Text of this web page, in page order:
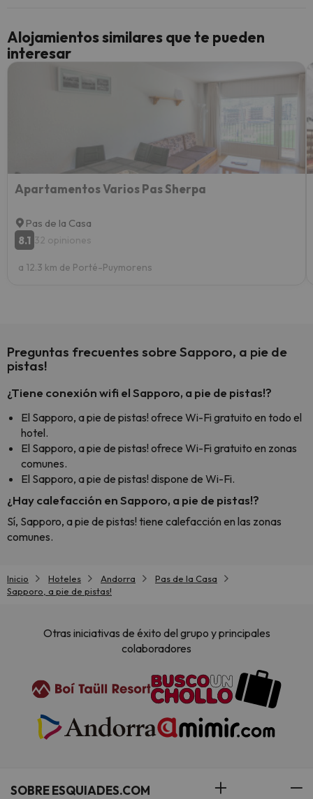
Alojamientos similares que te pueden
interesar
Apartamentos Varios Pas Sherpa
Pas de la Casa
8.1 32 opiniones
a 12.3 km de Porté-Puymorens
Preguntas frecuentes sobre Sapporo, a pie de
pistas!
¿Tiene conexión wifi el Sapporo, a pie de pistas!?
El Sapporo, a pie de pistas! ofrece Wi-Fi gratuito en todo el
hotel.
El Sapporo, a pie de pistas! ofrece Wi-Fi gratuito en zonas
comunes.
El Sapporo, a pie de pistas! dispone de Wi-Fi.
¿Hay calefacción en Sapporo, a pie de pistas!?
Sí, Sapporo, a pie de pistas! tiene calefacción en las zonas
comunes.
Inicio Hoteles Andorra
Pas de la Casa
Sapporo, a pie de pistas!
Otras iniciativas de éxito del grupo y principales
colaboradores
SOBRE ESQUIADES.COM